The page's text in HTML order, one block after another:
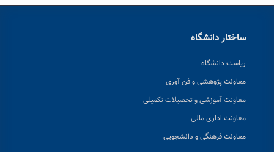
ساختار دانشگاه
ریاست دانشگاه
معاونت پژوهشی و فن آوری
معاونت آموزشی و تحصیلات تکمیلی
معاونت اداری مالی
معاونت فرهنگی و دانشجویی